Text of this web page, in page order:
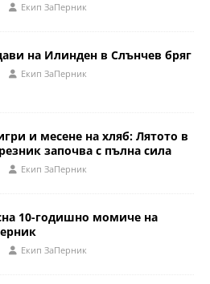
Eкип ЗаПерник
на Илинден в Слънчев бряг
Eкип ЗаПерник
и месене на хляб: Лятото в
започва с пълна сила
Eкип ЗаПерник
10-годишно момиче на
Eкип ЗаПерник